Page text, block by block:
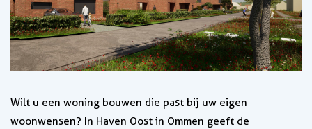
Wilt u een woning bouwen die past bij uw eigen
woonwensen? In Haven Oost in Ommen geeft de